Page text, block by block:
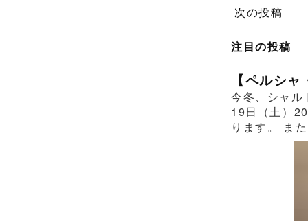
次の投稿
注目の投稿
【ペルシ
今冬、シャ
19日（土）
ります。 ま